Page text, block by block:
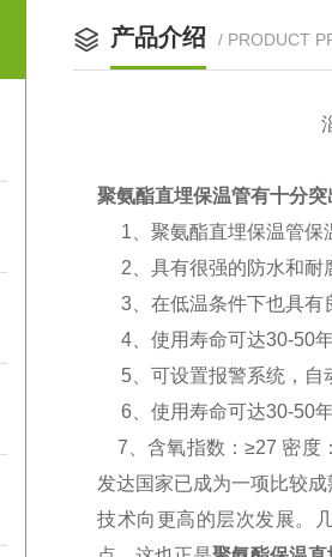
产品介绍 / PRODUCT
聚氨酯直埋保温管有十分突
1、聚氨酯直埋保温管保
2、具有很强的防水和耐
3、在低温条件下也具有
4、使用寿命可达30-50年
5、可设置报警系统，自
6、使用寿命可达30-50年
7、含氧指数：≥27 密度
发达国家已成为一项比较
技术向更高的层次发展。